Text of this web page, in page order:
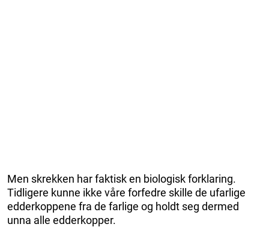
Men skrekken har faktisk en biologisk forklaring.
Tidligere kunne ikke våre forfedre skille de ufarlige
edderkoppene fra de farlige og holdt seg dermed
unna alle edderkopper.